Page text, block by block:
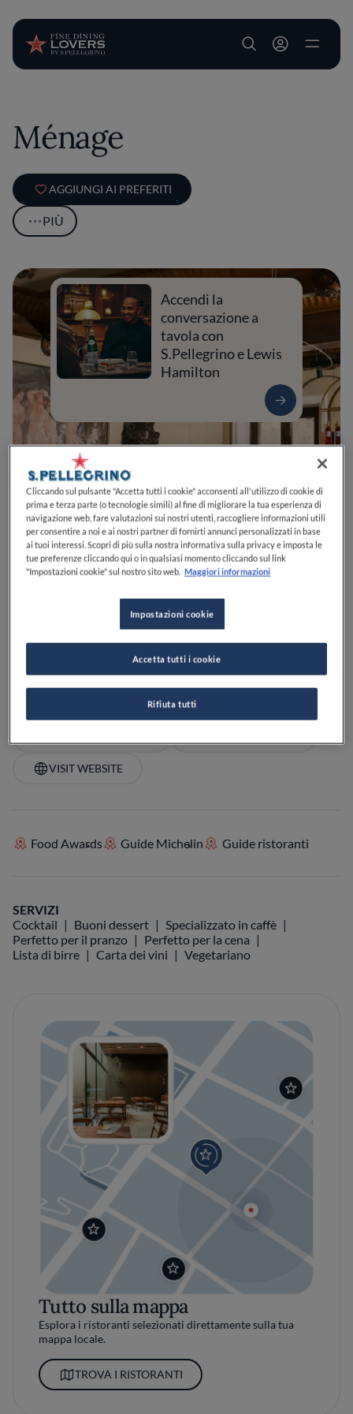
User account
Ménage
AGGIUNGI AI PREFERITI
PIÙ
0 0 0 0 0
Accendi la
conversazione a
tavola con
S.Pellegrino e Lewis
Hamilton
VISIT WEBSITE
Food Awards Guide Michelin Guide ristoranti
SERVIZI
Cocktail
Buoni dessert
Specializzato in caffè
Perfetto per il pranzo
Perfetto per la cena
Lista di birre
Carta dei vini Vegetariano
Tutto sulla mappa
Esplora i ristoranti selezionati direttamente sulla tua
mappa locale.
TROVA I RISTORANTI
Cliccando sul pulsante "Accetta tutti i cookie" acconsenti all'utilizzo di cookie di
prima e terza parte (o tecnologie simili) al fine di migliorare la tua esperienza di
navigazione web, fare valutazioni sui nostri utenti, raccogliere informazioni utili
per consentire a noi e ai nostri partner di fornirti annunci personalizzati in base
ai tuoi interessi. Scopri di più sulla nostra informativa sulla privacy e imposta le
tue preferenze cliccando qui o in qualsiasi momento cliccando sul link
"Impostazioni cookie" sul nostro sito web. Maggiori informazioni
Impostazioni cookie
Rifiuta tutti
Accetta tutti i cookie